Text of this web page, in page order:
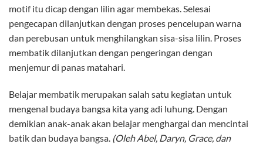
motif itu dicap dengan lilin agar membekas. Selesai
pengecapan dilanjutkan dengan proses pencelupan warna
dan perebusan untuk menghilangkan sisa-sisa lilin. Proses
membatik dilanjutkan dengan pengeringan dengan
menjemur di panas matahari.
Belajar membatik merupakan salah satu kegiatan untuk
mengenal budaya bangsa kita yang adi luhung. Dengan
demikian anak-anak akan belajar menghargai dan mencintai
batik dan budaya bangsa. (Oleh Abel, Daryn, Grace, dan